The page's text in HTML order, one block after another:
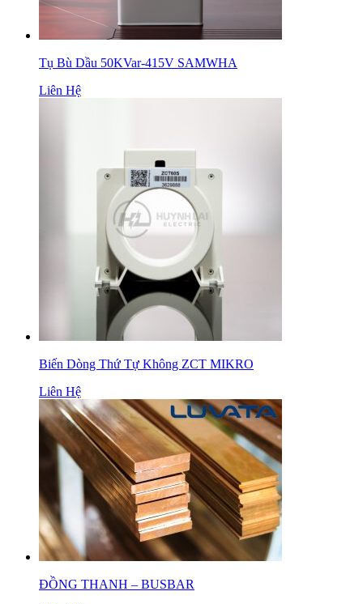
Tụ Bù Dầu 50KVar-415V SAMWHA
Liên Hệ
Biến Dòng Thứ Tự Không ZCT MIKRO
Liên Hệ
ĐỒNG THANH – BUSBAR